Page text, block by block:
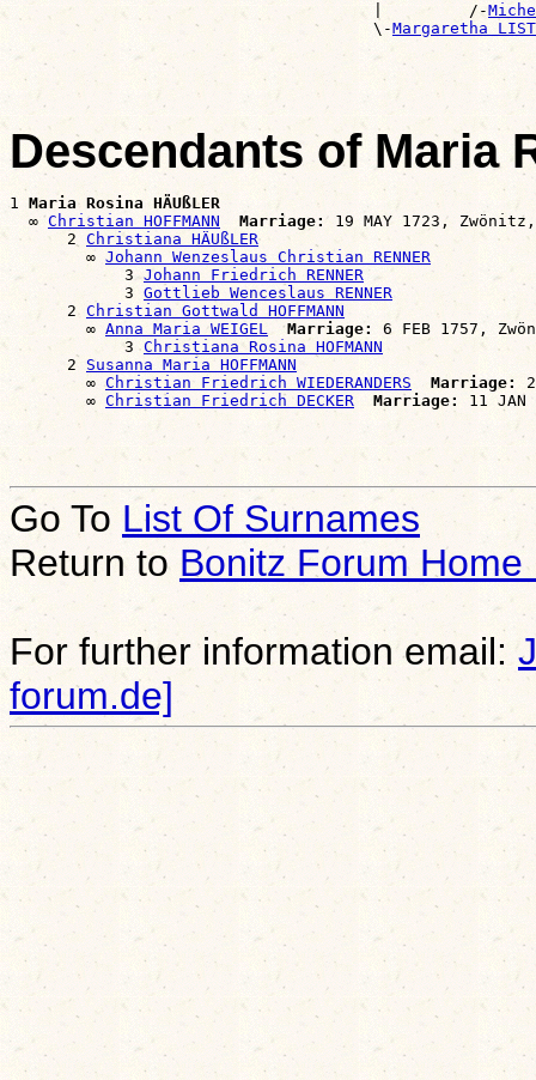
                                      |         /-
                                      \-
Margaretha LIST
Descendants of Maria
1 Maria Rosina HÄUßLER
  ∞
Christian HOFFMANN Marriage: 19 MAY 1723, Zwönitz,
      2
Christiana HÄUßLER
        ∞
Johann Wenzeslaus Christian RENNER
            3
Johann Friedrich RENNER
            3
Gottlieb Wenceslaus RENNER
      2
Christian Gottwald HOFFMANN
        ∞
Anna Maria WEIGEL Marriage:
6 FEB 1757,
            3
Christiana Rosina HOFMANN
      2
Susanna Maria HOFFMANN
        ∞
Christian Friedrich WIEDERANDERS Marriage:
        ∞
Christian Friedrich DECKER Marriage:
Go To List Of Surnames
Return to Bonitz Forum Home
For further information email:
forum.de]